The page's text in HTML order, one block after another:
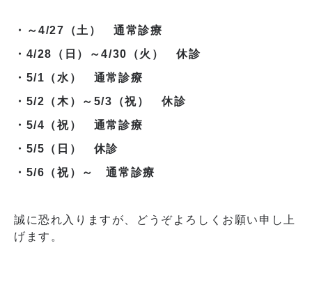
・～4/27（土） 通常診療
・4/28（日）～4/30（火） 休診
・5/1（水） 通常診療
・5/2（木）～5/3（祝） 休診
・5/4（祝） 通常診療
・5/5（日） 休診
・5/6（祝）～ 通常診療
誠に恐れ入りますが、どうぞよろしくお願い申し上
げます。